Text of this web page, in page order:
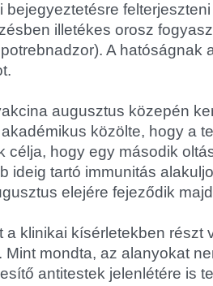
bejegyeztetésre
illetékes orosz
A hatóságnak
augusztus közepén
közölte, hogy a
célja, hogy egy második
ideig tartó immunitás
elejére fejeződik
a klinikai kísérletekben részt
Mint mondta, az alanyokat
antitestek jelenlétére is